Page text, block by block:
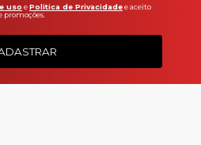
uso ePolitica de Privacidadee aceito
promoções.